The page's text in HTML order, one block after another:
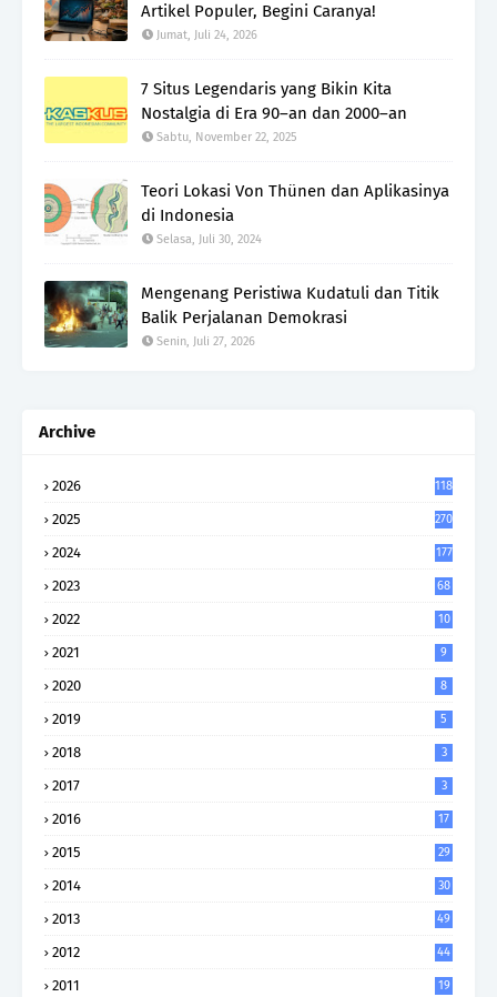
Artikel Populer, Begini Caranya!
Jumat, Juli 24, 2026
7 Situs Legendaris yang Bikin Kita
Nostalgia di Era 90–an dan 2000–an
Sabtu, November 22, 2025
Teori Lokasi Von Thünen dan Aplikasinya
di Indonesia
Selasa, Juli 30, 2024
Mengenang Peristiwa Kudatuli dan Titik
Balik Perjalanan Demokrasi
Senin, Juli 27, 2026
Archive
2026 118
2025 270
2024 177
2023 68
2022 10
2021 9
2020 8
2019 5
2018 3
2017 3
2016 17
2015 29
2014 30
2013 49
2012 44
2011 19